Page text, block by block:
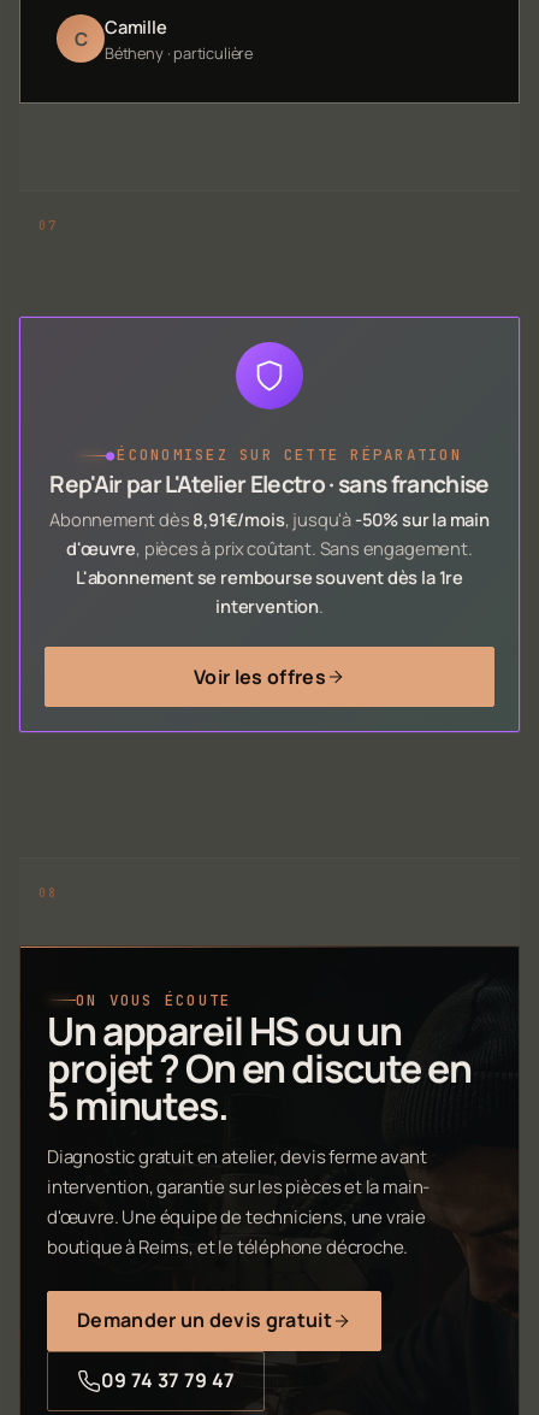
C Camille
Bétheny · particulière
●ÉCONOMISEZ SUR CETTE RÉPARATION
Rep'Air par L'Atelier Electro · sans franchise
Abonnement dès 8,91€/mois, jusqu'à -50% sur la main
d'œuvre, pièces à prix coûtant. Sans engagement.
L'abonnement se rembourse souvent dès la 1re
intervention.
Voir les offres
ON VOUS ÉCOUTE
Un appareil HS ou un
projet ? On en discute en
5 minutes.
Diagnostic gratuit en atelier, devis ferme avant
intervention, garantie sur les pièces et la main-
d'œuvre. Une équipe de techniciens, une vraie
boutique à Reims, et le téléphone décroche.
Demander un devis gratuit
09 74 37 79 47